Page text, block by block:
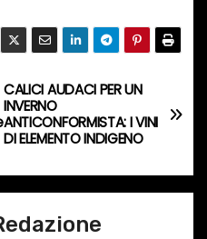
CALICI AUDACI PER UN
INVERNO
ANTICONFORMISTA: I VINI
DI ELEMENTO INDIGENO